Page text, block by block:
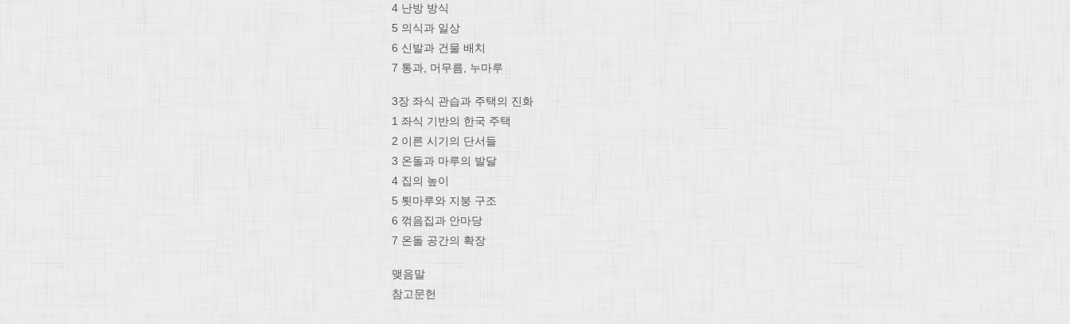
4 난방 방식
5 의식과 일상
6 신발과 건물 배치
7 통과, 머무름, 누마루
3장 좌식 관습과 주택의 진화
1 좌식 기반의 한국 주택
2 이른 시기의 단서들
3 온돌과 마루의 발달
4 집의 높이
5 툇마루와 지붕 구조
6 꺾음집과 안마당
7 온돌 공간의 확장
맺음말
참고문헌